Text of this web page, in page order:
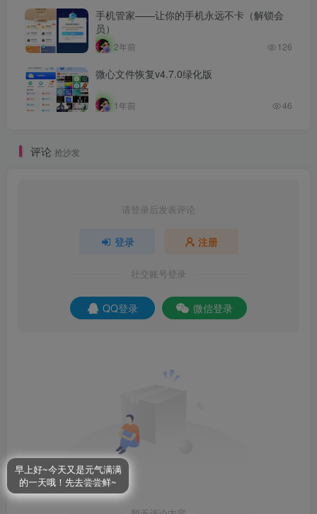
手机管家——让你的手机永远不卡（解锁会
员）
2年前 126
微心文件恢复v4.7.0绿化版
1年前 46
评论 抢沙发
请登录后发表评论
登录 注册
社交账号登录
QQ登录 微信登录
早上好~今天又是元气满满
的一天哦！先去尝尝鲜~